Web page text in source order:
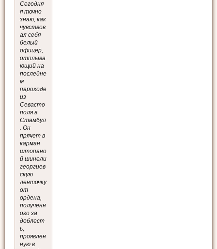
Сегодня
я точно
знаю, как
чувствов
ал себя
белый
офицер,
отплыва
ющий на
последне
м
пароходе
из
Севасто
поля в
Стамбул
. Он
прячет в
карман
штопано
й шинели
георгиев
скую
ленточку
от
ордена,
полученн
ого за
доблест
ь,
проявлен
ную в